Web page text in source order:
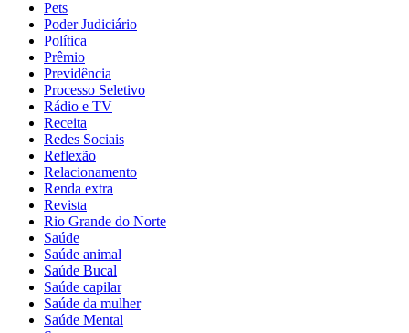
Pets
Poder Judiciário
Política
Prêmio
Previdência
Processo Seletivo
Rádio e TV
Receita
Redes Sociais
Reflexão
Relacionamento
Renda extra
Revista
Rio Grande do Norte
Saúde
Saúde animal
Saúde Bucal
Saúde capilar
Saúde da mulher
Saúde Mental